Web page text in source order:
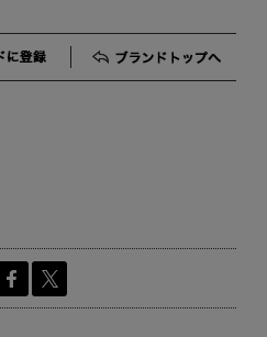
キャンセルについて
返品・交換について
お気に入りブランド登録